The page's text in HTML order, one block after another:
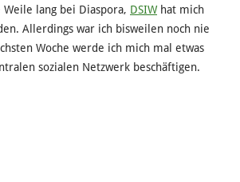
Weile lang bei Diaspora, DSIW hat mich
Allerdings war ich bisweilen noch nie
Woche werde ich mich mal etwas
sozialen Netzwerk beschäftigen.